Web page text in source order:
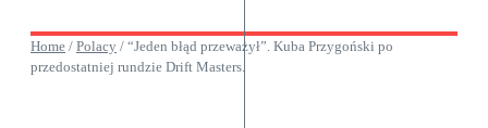
Home / Polacy / “Jeden błąd przeważył”. Kuba Przygoński po
przedostatniej rundzie Drift Masters.